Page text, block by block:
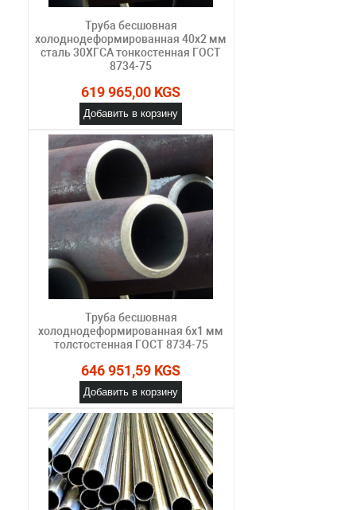
Труба бесшовная
холоднодеформированная 40х2 мм
сталь 30ХГСА тонкостенная ГОСТ
8734-75
619 965,00 KGS
Добавить в корзину
Труба бесшовная
холоднодеформированная 6х1 мм
толстостенная ГОСТ 8734-75
646 951,59 KGS
Добавить в корзину